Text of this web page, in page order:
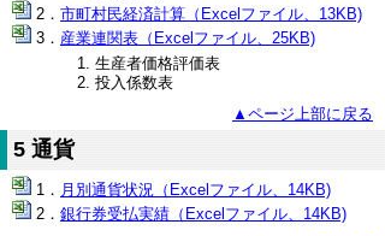
市町村民経済計算（Excelファイル、13KB)
産業連関表（Excelファイル、25KB)
生産者価格評価表
投入係数表
▲ページ上部に戻る
5 通貨
月別通貨状況（Excelファイル、14KB)
銀行券受払実績（Excelファイル、14KB)